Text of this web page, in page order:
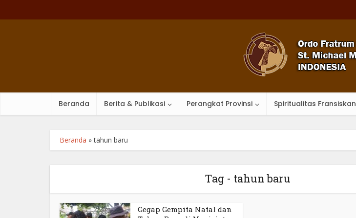
Beranda Berita & Publikasi Perangkat Provinsi Spiritualitas Fransiskan
Beranda »tahun baru
Tag - tahun baru
Gegap Gempita Natal dan